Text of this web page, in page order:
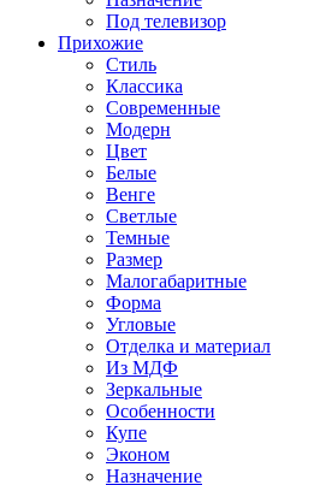
Под телевизор
Прихожие
Стиль
Классика
Современные
Модерн
Цвет
Белые
Венге
Светлые
Темные
Размер
Малогабаритные
Форма
Угловые
Отделка и материал
Из МДФ
Зеркальные
Особенности
Купе
Эконом
Назначение